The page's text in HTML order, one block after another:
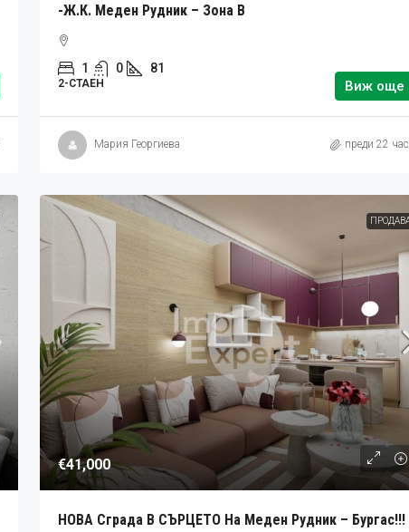
-ж.к. Меден Рудник – Зона В
1 0 81
2-СТАЕН Виж още
Мария Георгиева преди 22
€41,000
НОВА Сграда В СЪРЦЕТО На Меден Рудник – Бургас!!!